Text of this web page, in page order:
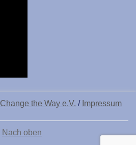
Change the Way e.V. / Impressum
Nach oben